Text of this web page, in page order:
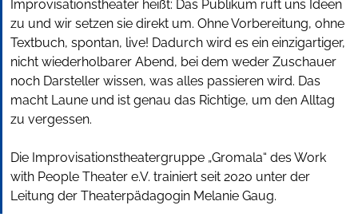
Improvisationstheater heißt: Das Publikum ruft uns Ideen
zu und wir setzen sie direkt um. Ohne Vorbereitung, ohne
Textbuch, spontan, live! Dadurch wird es ein einzigartiger,
nicht wiederholbarer Abend, bei dem weder Zuschauer
noch Darsteller wissen, was alles passieren wird. Das
macht Laune und ist genau das Richtige, um den Alltag
zu vergessen.
Die Improvisationstheatergruppe „Gromala“ des Work
with People Theater e.V. trainiert seit 2020 unter der
Leitung der Theaterpädagogin Melanie Gaug.